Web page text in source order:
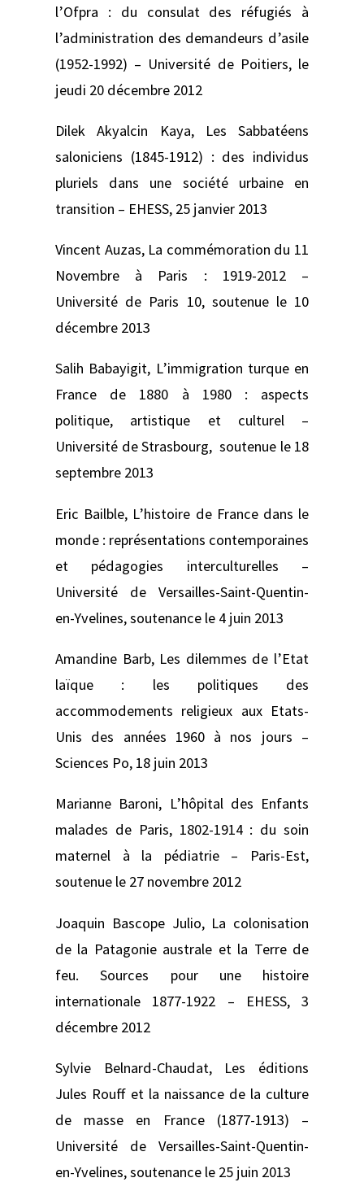
l’Ofpra : du consulat des réfugiés à
l’administration des demandeurs d’asile
(1952-1992) – Université de Poitiers, le
jeudi 20 décembre 2012
Dilek Akyalcin Kaya, Les Sabbatéens
saloniciens (1845-1912) : des individus
pluriels dans une société urbaine en
transition – EHESS, 25 janvier 2013
Vincent Auzas, La commémoration du 11
Novembre à Paris : 1919-2012 –
Université de Paris 10, soutenue le 10
décembre 2013
Salih Babayigit, L’immigration turque en
France de 1880 à 1980 : aspects
politique, artistique et culturel –
Université de Strasbourg, soutenue le 18
septembre 2013
Eric Bailble, L’histoire de France dans le
monde : représentations contemporaines
et pédagogies interculturelles –
Université de Versailles-Saint-Quentin-
en-Yvelines, soutenance le 4 juin 2013
Amandine Barb, Les dilemmes de l’Etat
laïque : les politiques des
accommodements religieux aux Etats-
Unis des années 1960 à nos jours –
Sciences Po, 18 juin 2013
Marianne Baroni, L’hôpital des Enfants
malades de Paris, 1802-1914 : du soin
maternel à la pédiatrie – Paris-Est,
soutenue le 27 novembre 2012
Joaquin Bascope Julio, La colonisation
de la Patagonie australe et la Terre de
feu. Sources pour une histoire
internationale 1877-1922 – EHESS, 3
décembre 2012
Sylvie Belnard-Chaudat, Les éditions
Jules Rouff et la naissance de la culture
de masse en France (1877-1913) –
Université de Versailles-Saint-Quentin-
en-Yvelines, soutenance le 25 juin 2013